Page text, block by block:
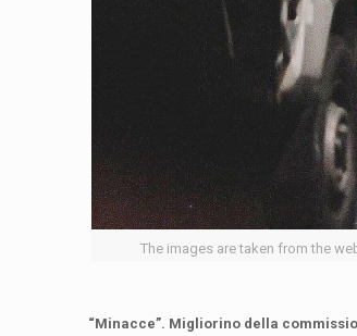
The images are taken from the
“Minacce”. Migliorino della